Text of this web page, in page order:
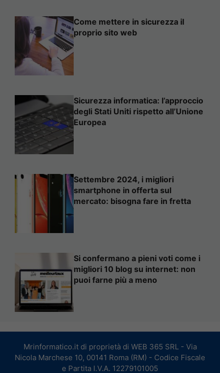
Come mettere in sicurezza il
proprio sito web
Sicurezza informatica: l’approccio
degli Stati Uniti rispetto all’Unione
Europea
Settembre 2024, i migliori
smartphone in offerta sul
mercato: bisogna fare in fretta
Si confermano a pieni voti come i
migliori 10 blog su internet: non
puoi farne più a meno
Mrinformatico.it di proprietà di WEB 365 SRL - Via
Nicola Marchese 10, 00141 Roma (RM) - Codice Fiscale
e Partita I.V.A. 12279101005